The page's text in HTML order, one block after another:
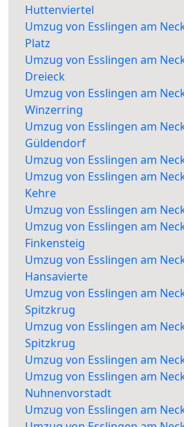
Huttenviertel
Umzug von Esslingen am
Platz
Umzug von Esslingen am
Dreieck
Umzug von Esslingen am
Winzerring
Umzug von Esslingen am
Güldendorf
Umzug von Esslingen am
Umzug von Esslingen am
Kehre
Umzug von Esslingen am
Umzug von Esslingen am
Finkensteig
Umzug von Esslingen am
Hansavierte
Umzug von Esslingen am
Spitzkrug
Umzug von Esslingen am
Spitzkrug
Umzug von Esslingen am
Umzug von Esslingen am
Nuhnenvorstadt
Umzug von Esslingen am